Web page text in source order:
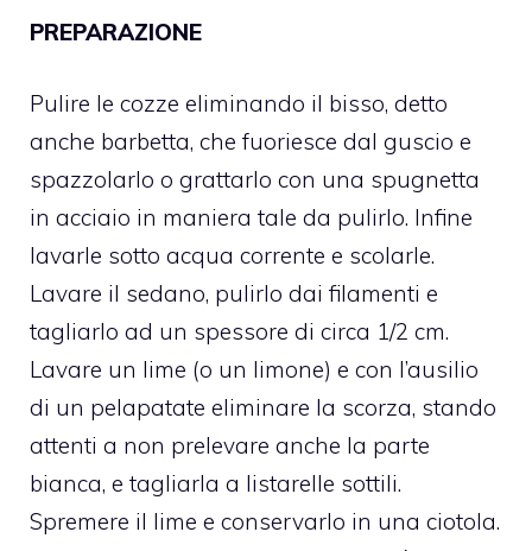
PREPARAZIONE
Pulire le cozze eliminando il bisso, detto
anche barbetta, che fuoriesce dal guscio e
spazzolarlo o grattarlo con una spugnetta
in acciaio in maniera tale da pulirlo. Infine
lavarle sotto acqua corrente e scolarle.
Lavare il sedano, pulirlo dai filamenti e
tagliarlo ad un spessore di circa 1/2 cm.
Lavare un lime (o un limone) e con l’ausilio
di un pelapatate eliminare la scorza, stando
attenti a non prelevare anche la parte
bianca, e tagliarla a listarelle sottili.
Spremere il lime e conservarlo in una ciotola.